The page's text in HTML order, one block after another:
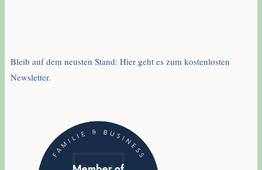
Bleib auf dem neusten Stand: Hier geht es zum kostenlosten
Newsletter.